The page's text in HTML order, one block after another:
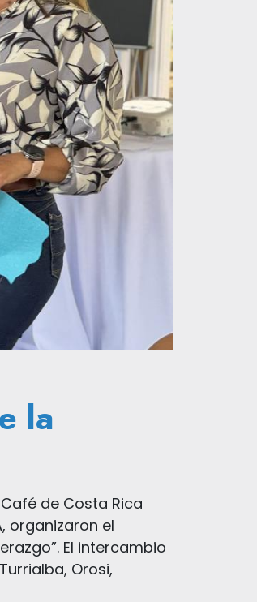
la
de Costa Rica
organizaron el
El intercambio
Orosi,